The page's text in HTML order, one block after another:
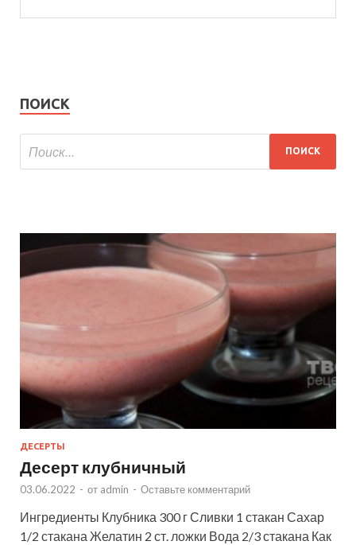
ПОИСК
ДЕСЕРТЫ
Десерт клубничный
03.06.2022 - от admin - Оставьте комментарий
Ингредиенты Клубника 300 г Сливки 1 стакан Сахар
1/2 стакана Желатин 2 ст. ложки Вода 2/3 стакана Как